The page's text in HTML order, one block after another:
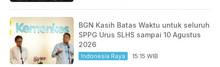
BGN Kasih Batas Waktu untuk seluruh
SPPG Urus SLHS sampai 10 Agustus
2026
Indonesia Raya 15:15 WIB